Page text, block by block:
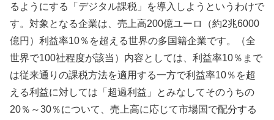
るようにする「デジタル課税」を導入しようというわけで
す。対象となる企業は、売上高200億ユーロ（約2兆6000
億円）利益率10％を超える世界の多国籍企業です。（全
世界で100社程度が該当）内容としては、利益率10％まで
は従来通りの課税方法を適用する一方で利益率10％を超
える利益に対しては「超過利益」とみなしてそのうちの
20％～30％について、売上高に応じて市場国で配分する